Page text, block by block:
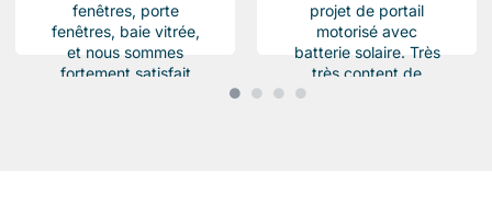
fenêtres, porte
fenêtres, baie vitrée,
et nous sommes
fortement satisfait
projet de portail
motorisé avec
batterie solaire. Très
très content de
l'équipe Beau travail